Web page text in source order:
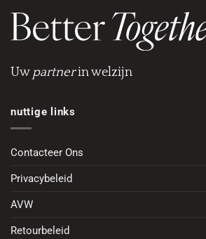
Uw partnerin welzijn
nuttige links
Contacteer Ons
Privacybeleid
AVW
Retourbeleid